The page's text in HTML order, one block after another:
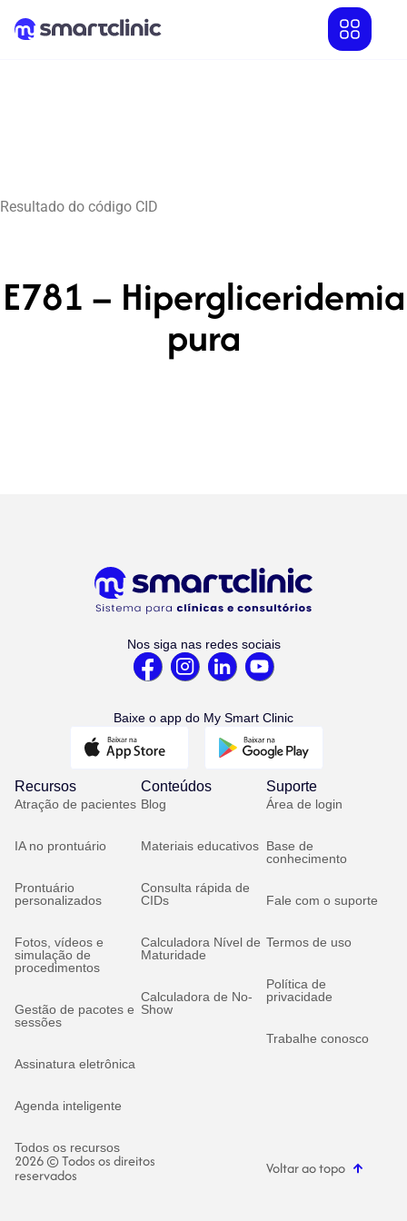
Resultado do código CID
E781 – Hipergliceridemia
pura
Nos siga nas redes sociais
Baixe o app do My Smart Clinic
Recursos
Atração de pacientes
IA no prontuário
Prontuário
personalizados
Fotos, vídeos e
simulação de
procedimentos
Gestão de pacotes e
sessões
Assinatura eletrônica
Agenda inteligente
Todos os recursos
Conteúdos
Blog
Materiais educativos
Consulta rápida de
CIDs
Calculadora Nível de
Maturidade
Calculadora de No-
Show
Suporte
Área de login
Base de
conhecimento
Fale com o suporte
Termos de uso
Política de
privacidade
Trabalhe conosco
2026 © Todos os direitos
reservados Voltar ao topo